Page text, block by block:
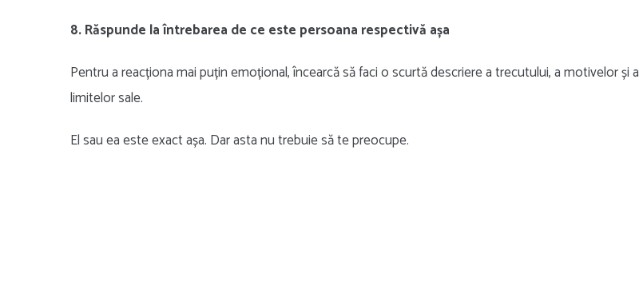
8. Răspunde la întrebarea de ce este persoana respectivă așa
Pentru a reacționa mai puțin emoțional, încearcă să faci o scurtă descriere a trecutului, a motivelor și a
limitelor sale.
El sau ea este exact așa. Dar asta nu trebuie să te preocupe.